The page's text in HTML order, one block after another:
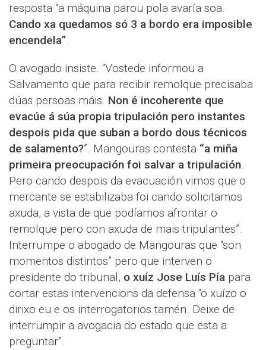
resposta “a máquina parou pola avaría soa.
Cando xa quedamos só 3 a bordo era imposible
encendela”
O avogado insiste. “Vostede informou a
Salvamento que para recibir remolque precisaba
dúas persoas máis. Non é incoherente que
evacúe á súa propia tripulación pero instantes
despois pida que suban a bordo dous técnicos
de salamento?”. Mangouras contesta “a miña
primeira preocupación foi salvar a tripulación
Pero cando despois da evacuación vimos que o
mercante se estabilizaba foi cando solicitamos
axuda, a vista de que podíamos afrontar o
remolque pero con axuda de mais tripulantes”.
Interrumpe o abogado de Mangouras que “son
momentos distintos” pero que interven o
presidente do tribunal, o xuíz Jose Luís Pía para
cortar estas intervencions da defensa “o xuízo o
dirixo eu e os interrogatorios tamén. Deixe de
interrumpir a avogacia do estado que esta a
preguntar”.